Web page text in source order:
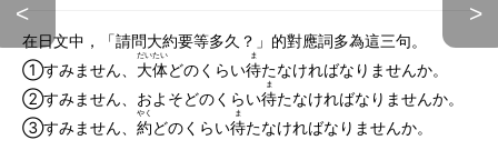
< >
在日文中，「請問大約要等多久？」的對應詞多為這三句。
①すみません、 大体
だいたい
どのくらい待
ま
たなければなりませんか。
②すみません、およそどのくらい待
ま
たなければなりませんか。
③すみません、 約
やく
どのくらい待
ま
たなければなりませんか。